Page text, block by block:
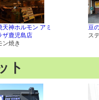
天神ホルモン アミ
ザ鹿児島店
ン焼き
豆
ス
ト